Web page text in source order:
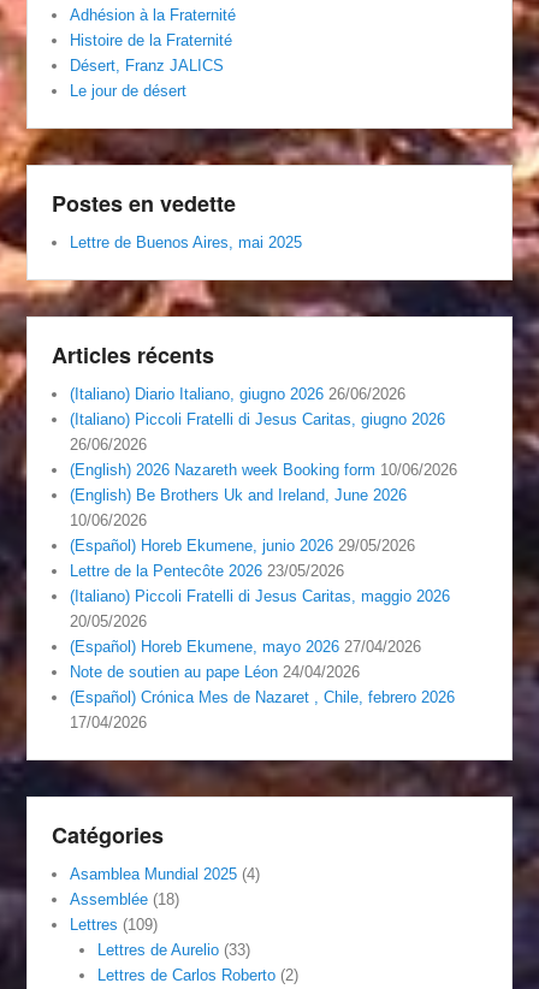
Adhésion à la Fraternité
Histoire de la Fraternité
Désert, Franz JALICS
Le jour de désert
Postes en vedette
Lettre de Buenos Aires, mai 2025
Articles récents
(Italiano) Diario Italiano, giugno 2026 26/06/2026
(Italiano) Piccoli Fratelli di Jesus Caritas, giugno 2026
26/06/2026
(English) 2026 Nazareth week Booking form 10/06/2026
(English) Be Brothers Uk and Ireland, June 2026
10/06/2026
(Español) Horeb Ekumene, junio 2026 29/05/2026
Lettre de la Pentecôte 2026 23/05/2026
(Italiano) Piccoli Fratelli di Jesus Caritas, maggio 2026
20/05/2026
(Español) Horeb Ekumene, mayo 2026 27/04/2026
Note de soutien au pape Léon 24/04/2026
(Español) Crónica Mes de Nazaret , Chile, febrero 2026
17/04/2026
Catégories
Asamblea Mundial 2025 (4)
Assemblée (18)
Lettres (109)
Lettres de Aurelio(33)
Lettres de Carlos Roberto(2)